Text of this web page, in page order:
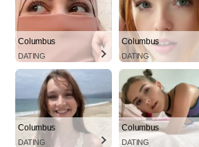
Columbus
DATING
Columbus
DATING
Columbus
DATING
Columbus
DATING